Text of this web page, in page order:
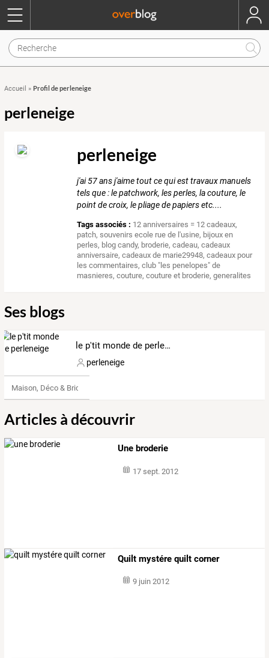
Accueil » Profil de perleneige
perleneige
perleneige
j'ai 57 ans j'aime tout ce qui est travaux manuels
tels que : le patchwork, les perles, la couture, le
point de croix, le pliage de papiers etc....
Tags associés : 12 anniversaires = 12 cadeaux,
patch,souvenirs ecole rue de l'usine, bijoux en
perles, blog candy, broderie,cadeau,cadeaux
anniversaire,cadeaux de marie29948,cadeaux pour
les commentaires,club "les penelopes" de
masnieres,couture,couture et broderie,generalites
Ses blogs
le p'tit monde de perleneige
perleneige
Maison, Déco & Bricolage
Articles à découvrir
Une broderie
17 sept. 2012
Quilt mystére quilt corner
9 juin 2012